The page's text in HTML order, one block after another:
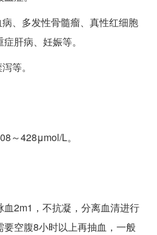
、多发性骨髓瘤、真性红细胞
肝病、妊娠等。
等。
～428μmol/L。
2m1，不抗凝，分离血清进行
空腹8小时以上再抽血，一般